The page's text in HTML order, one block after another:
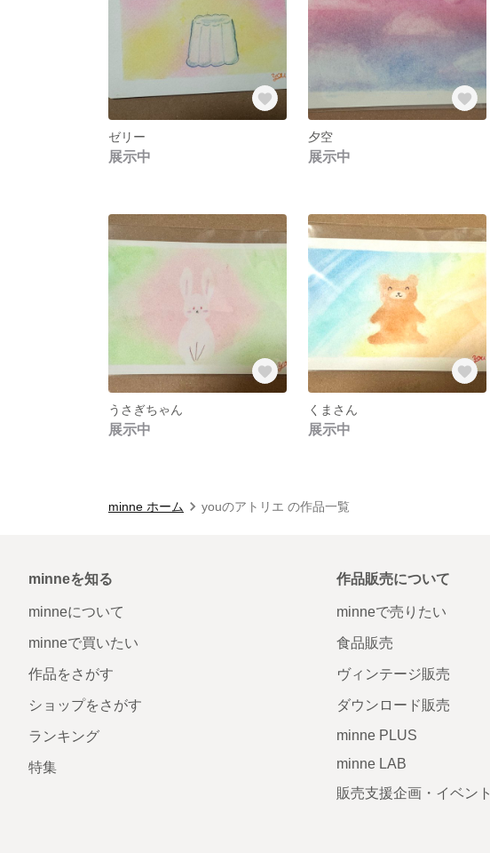
ゼリー
展示中
夕空
展示中
うさぎちゃん
展示中
くまさん
展示中
minne ホーム youのアトリエ の作品一覧
minneを知る
minneについて
minneで買いたい
作品をさがす
ショップをさがす
ランキング
特集
作品販売について
minneで売りたい
食品販売
ヴィンテージ販売
ダウンロード販売
minne PLUS
minne LAB
販売支援企画・イベント